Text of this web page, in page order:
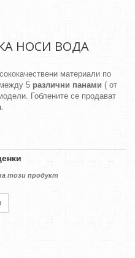
НОСИ ВОДА
материали по
5 различни панами ( от
Гоблените се продават
.
този продукт